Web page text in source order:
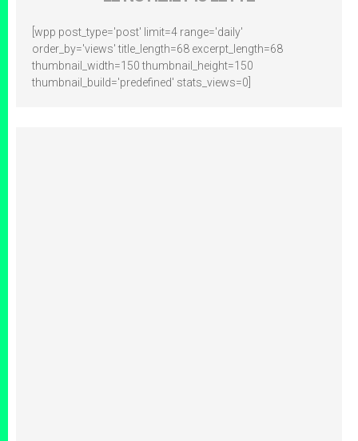
[wpp post_type='post' limit=4 range='daily'
order_by='views' title_length=68 excerpt_length=68
thumbnail_width=150 thumbnail_height=150
thumbnail_build='predefined' stats_views=0]